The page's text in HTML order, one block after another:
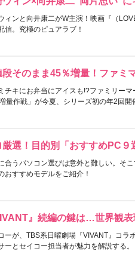
ィンと向井康二がW主演！映画『（
信。究極のピュアラブ！
段そのまま45％増量！ファミ
チキにお弁当にアイスも!?ファミリー
量作戦」が今夏、シリーズ初の年2回開
厳選！目的別「おすすめPC９
合うパソコン選びは意外と難しい。そ
おすすめモデルをご紹介！
』続編の鍵は…世界観
ーが、TBS系日曜劇場『VIVANT』コラ
ーとセイコー担当者が魅力を解説する。